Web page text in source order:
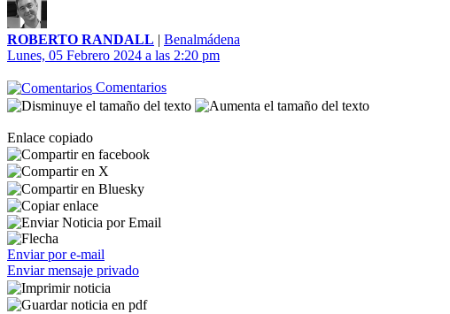
ROBERTO RANDALL | Benalmádena
Lunes, 05 Febrero 2024 a las 2:20 pm
Comentarios
Enlace copiado
Enviar por e-mail
Enviar mensaje privado